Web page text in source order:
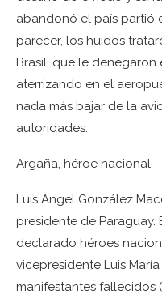
abandonó el país partió
parecer, los huidos
Brasil, que le
aterrizando en el
nada más bajar de la
autoridades.
Argaña, héroe nacional
Luis Angel González
presidente de Paraguay.
declarado héroes
vicepresidente Luis
manifestantes fallecidos